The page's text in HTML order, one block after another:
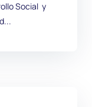
Social y